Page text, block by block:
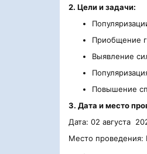
2. Цели и задачи:
Приобщение
Выявление
Повышение
3. Дата и место
Дата: 02 августа
Место проведения: